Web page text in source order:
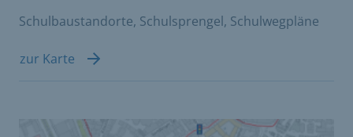
Schulbaustandorte, Schulsprengel, Schulwegpläne
zur Karte